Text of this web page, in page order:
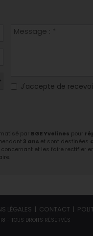
J'accepte de
par BGE Yvelines pour
3 ans et sont destinées
et les faire rectifier
LÉGALES CONTACT
- TOUS DROITS RÉSERVÉS